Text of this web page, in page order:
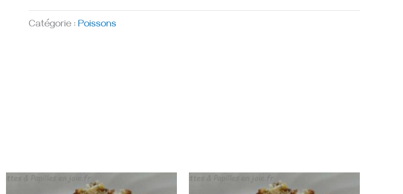
Catégorie : Poissons